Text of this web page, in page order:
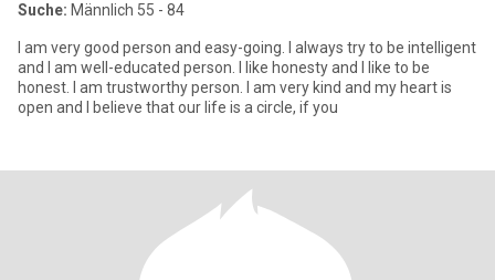
Suche: Männlich 55 - 84
I am very good person and easy-going. I always try to be intelligent
and I am well-educated person. I like honesty and I like to be
honest. I am trustworthy person. I am very kind and my heart is
open and I believe that our life is a circle, if you